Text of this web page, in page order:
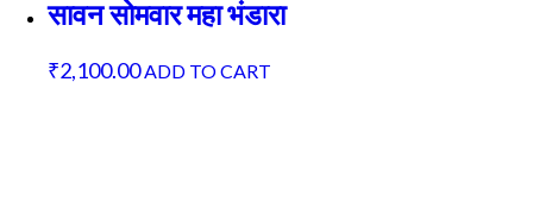
सावन सोमवार महा भंडारा
₹2,100.00ADD TO CART